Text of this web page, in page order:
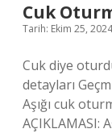
Cuk
Tarih: Ekim 25, 2024
Cuk diye
detayları
Aşığı cuk
AÇIKLAMASI: